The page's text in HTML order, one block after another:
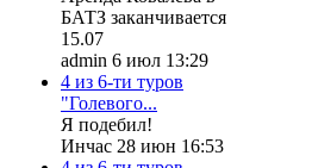
БАТЗ заканчивается
15.07
admin 6 июл 13:29
4 из 6-ти туров
"Голевого...
Я подебил!
Инчас 28 июн 16:53